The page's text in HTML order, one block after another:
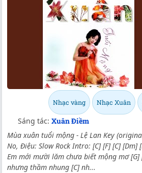
Nhạc vàng Nhạc Xuân
Sáng tác: Xuân Điềm
Mùa xuân tuổi mộng - Lệ Lan Key
No, Điệu: Slow Rock Intro: [C] [F] [C] [Dm]
Em mới mười lăm chưa biết mộng mơ [G]
nhưng thầm nhung [C] nh...